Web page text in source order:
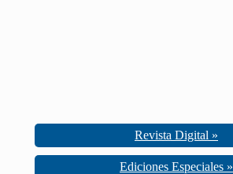
Revista Digital »
Ediciones Especiales »